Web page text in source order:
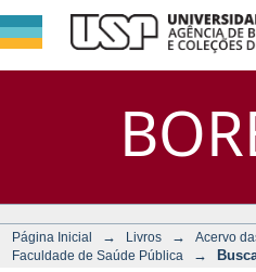
Busca no
DSpace/
Página Inicial → Livros → Acervo
Faculdade de Saúde Pública
→